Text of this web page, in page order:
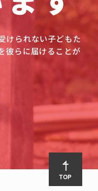
けられない子どもた
彼らに届けることが
TOP